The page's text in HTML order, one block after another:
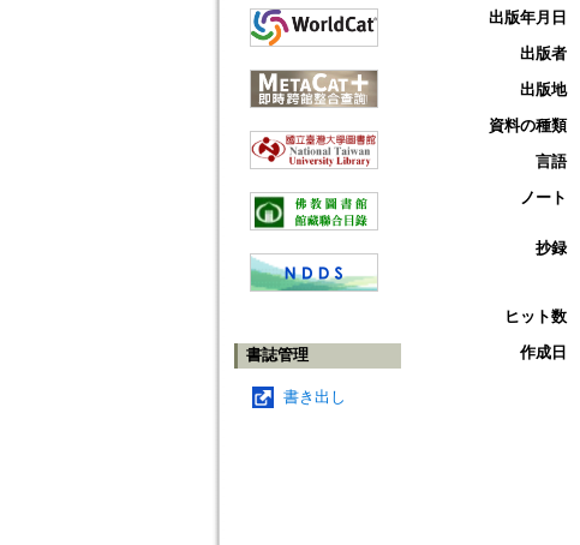
書誌管理
書き出し
出版年月日
出版者
出版地
資料の種類
言語
ノート
抄録
ヒット数
作成日